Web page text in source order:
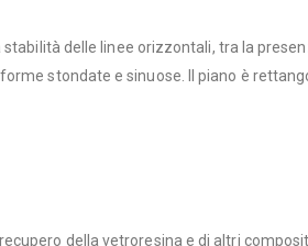
delle linee orizzontali, tra la
stondate e sinuose. Il piano è
della vetroresina e di altri